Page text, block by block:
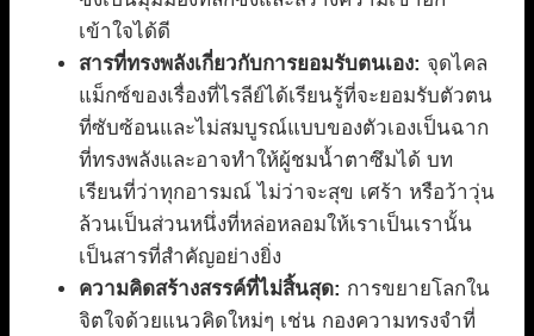
เข้าใจได้ดี
สารที่ทรงพลังเกี่ยวกับการยอมรับตนเอง: จุดไคล
แม็กซ์ของเรื่องที่ไรลีย์ได้เรียนรู้ที่จะยอมรับตัวตน
ที่ซับซ้อนและไม่สมบูรณ์แบบของตัวเองเป็นฉาก
ที่ทรงพลังและอาจทำให้ผู้ชมน้ำตาซึมได้ บท
เรียนที่ว่าทุกอารมณ์ ไม่ว่าจะสุข เศร้า หรือว้าวุ่น
ล้วนเป็นส่วนหนึ่งที่หล่อหลอมให้เราเป็นเรานั้น
เป็นสารที่สำคัญอย่างยิ่ง
ความคิดสร้างสรรค์ที่ไม่สิ้นสุด: การขยายโลกใน
จิตใจด้วยแนวคิดใหม่ๆ เช่น กองความทรงจำที่